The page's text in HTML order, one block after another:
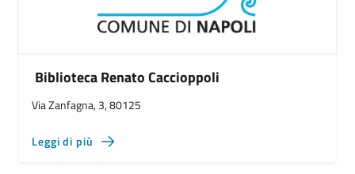
Biblioteca Renato Caccioppoli
Via Zanfagna, 3, 80125
Leggi di più